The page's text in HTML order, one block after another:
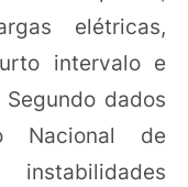
elétricas,
intervalo e
dados
Nacional de